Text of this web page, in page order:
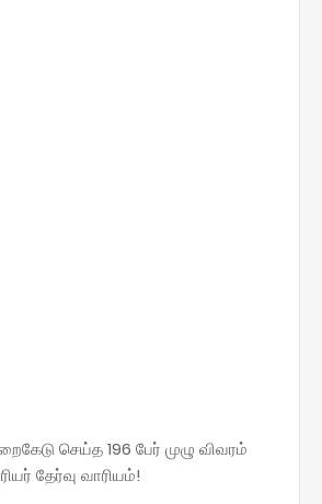
செய்த 196 பேர் முழு விவரம்
தேர்வு வாரியம்!